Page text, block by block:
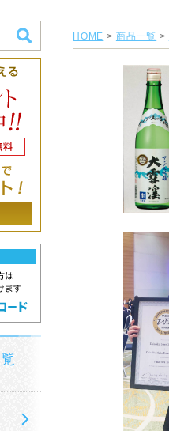
HOME > 商品一覧 >